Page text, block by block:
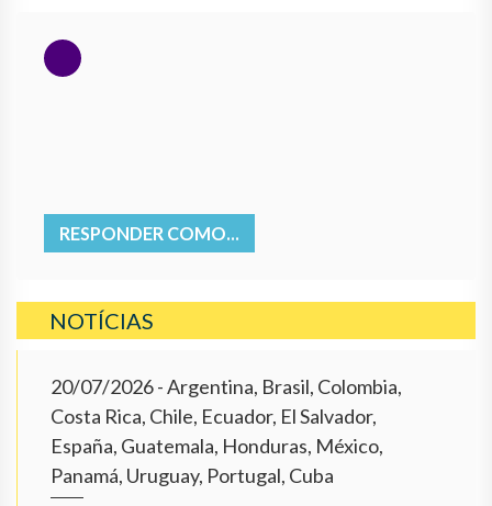
RESPONDER COMO...
NOTÍCIAS
20/07/2026- Argentina, Brasil, Colombia,
Costa Rica, Chile, Ecuador, El Salvador,
España, Guatemala, Honduras, México,
Panamá, Uruguay, Portugal, Cuba